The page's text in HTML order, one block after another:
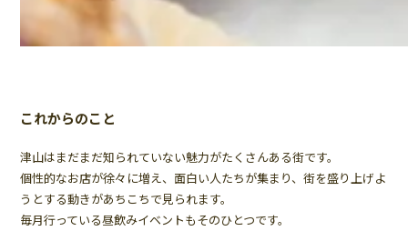
これからのこと
津山はまだまだ知られていない魅力がたくさんある街です。
個性的なお店が徐々に増え、面白い人たちが集まり、街を盛り上げよ
うとする動きがあちこちで見られます。
毎月行っている昼飲みイベントもそのひとつです。